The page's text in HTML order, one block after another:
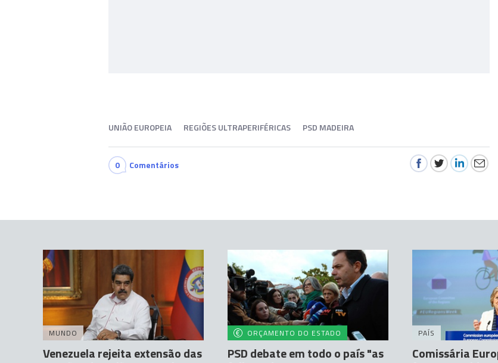
UNIÃO EUROPEIA REGIÕES ULTRAPERIFÉRICAS PSD MADEIRA
0 Comentários
MUNDO
Venezuela rejeita extensão das
ORÇAMENTO DO ESTADO
PSD debate em todo o país "as
PAÍS
Comissária